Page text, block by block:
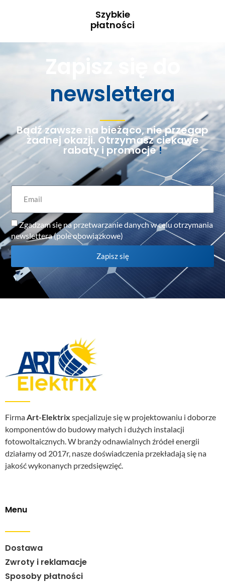
Szybkie
płatności
Zapisz się do
newslettera
Bądź zawsze na bieżąco, nie przegap
żadnej okazji. Otrzymasz ciekawe
rabaty i promocje!
Zgadzam się na przetwarzanie danych w celu otrzymania
newslettera (pole obowiązkowe)
Zapisz się
FirmaArt-Elektrix specjalizuje się w projektowaniu i doborze
komponentów do budowy małych i dużych instalacji
fotowoltaicznych. W branży odnawialnych źródeł energii
działamy od 2017r, nasze doświadczenia przekładają się na
jakość wykonanych przedsięwzięć.
Menu
Dostawa
Zwroty i reklamacje
Sposoby płatności